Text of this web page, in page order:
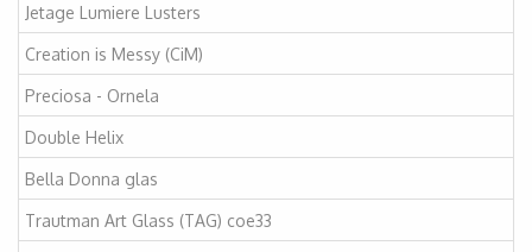
Jetage Lumiere Lusters
Creation is Messy (CiM)
Preciosa - Ornela
Double Helix
Bella Donna glas
Trautman Art Glass (TAG) coe33